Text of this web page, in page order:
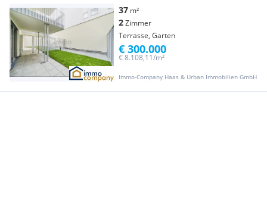
37 m²
2Zimmer
Terrasse, Garten
Immo-Company Haas & Urban Immobilien GmbH
€ 8.108,11/m²
€ 300.000